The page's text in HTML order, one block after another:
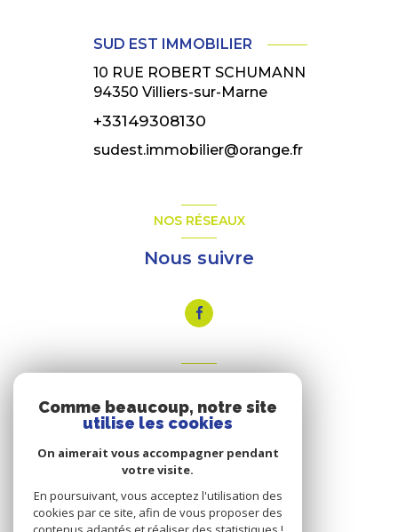
SUD EST IMMOBILIER
10 RUE ROBERT SCHUMANN
94350 Villiers-sur-Marne
+33149308130
sudest.immobilier@orange.fr
NOS RÉSEAUX
Nous suivre
Espace propriétaire
SE CONNECTER
Comme beaucoup, notre site
utilise les cookies
On aimerait vous accompagner pendant
votre visite.
En poursuivant, vous acceptez l'utilisation des
cookies par ce site, afin de vous proposer des